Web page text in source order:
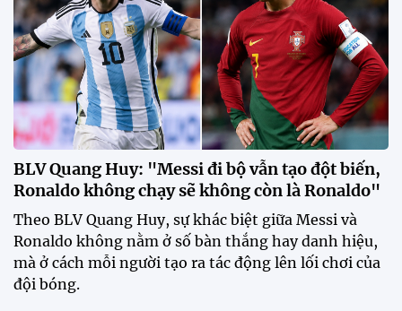
BLV Quang Huy: "Messi đi bộ vẫn tạo đột biến,
Ronaldo không chạy sẽ không còn là Ronaldo"
Theo BLV Quang Huy, sự khác biệt giữa Messi và
Ronaldo không nằm ở số bàn thắng hay danh hiệu,
mà ở cách mỗi người tạo ra tác động lên lối chơi của
đội bóng.